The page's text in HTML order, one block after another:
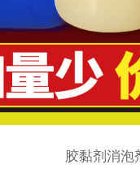
胶黏剂消泡